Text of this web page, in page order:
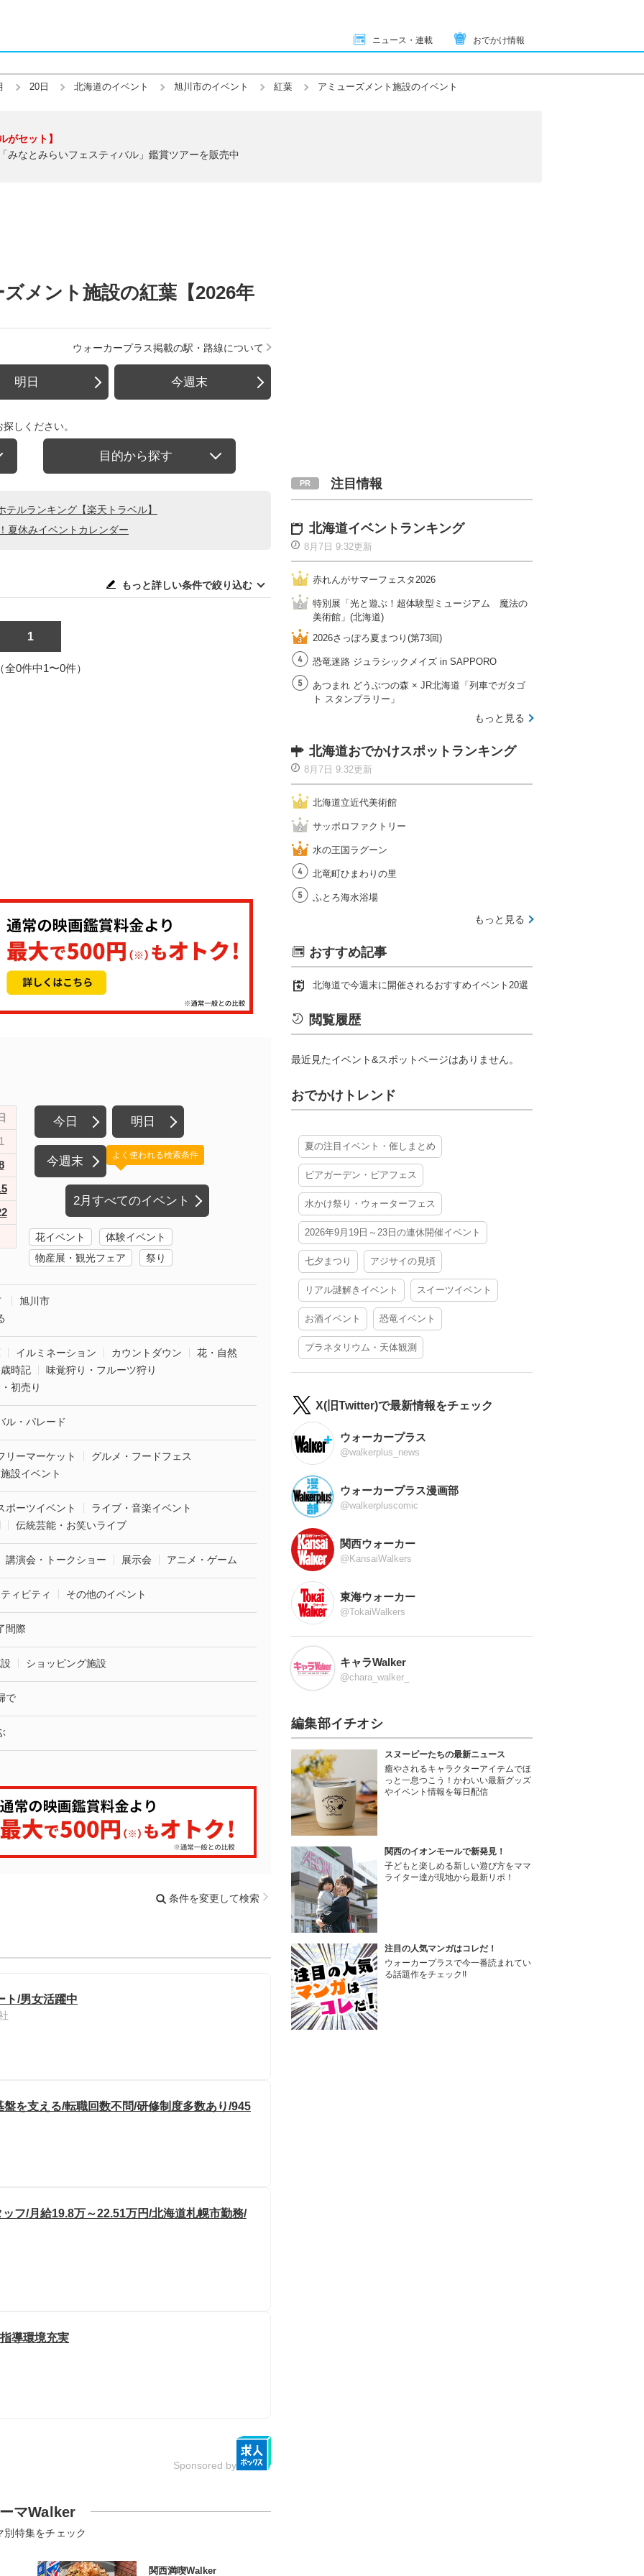
ニュース・連載 おでかけ情報
20日 北海道のイベント 旭川市のイベント 紅葉 アミューズメント施設のイベント
がセット】
みなとみらいフェスティバル」鑑賞ツアーを販売中
メント施設の紅葉【2026年
ウォーカープラス掲載の駅・路線について
明日 今週末
しください。
目的から探す
ルランキング【楽天トラベル】
夏休みイベントカレンダー
もっと詳しい条件で絞り込む
1
全0件中1〜0件）
今日 明日
今週末
2月すべてのイベント
よく使われる検索条件
花イベント
体験イベント
物産展・観光フェア
祭り
旭川市
イルミネーション カウントダウン
花・自然
時記
味覚狩り・フルーツ狩り
初売り
ル・パレード
リーマーケット
グルメ・フードフェス
設イベント
ポーツイベント
ライブ・音楽イベント
伝統芸能・お笑いライブ
講演会・トークショー 展示会 アニメ・ゲーム
ィビティ その他のイベント
間際
ショッピング施設
で
条件を変更して検索
ト/男女活躍中
を支える/転職回数不問/研修制度多数あり/945
フ/月給19.8万～22.51万円/北海道札幌市勤務/
導環境充実
Sponsored by
マWalker
別特集をチェック
関西満喫Walker
注目情報
北海道イベントランキング
8月7日 9:32更新
赤れんがサマーフェスタ2026
特別展「光と遊ぶ！超体験型ミュージアム 魔法の
美術館」(北海道)
2026さっぽろ夏まつり(第73回)
恐竜迷路 ジュラシックメイズ in SAPPORO
あつまれ どうぶつの森 × JR北海道「列車でガタゴ
ト スタンプラリー」
もっと見る
北海道おでかけスポットランキング
8月7日 9:32更新
北海道立近代美術館
サッポロファクトリー
水の王国ラグーン
北竜町ひまわりの里
ふとろ海水浴場
もっと見る
おすすめ記事
北海道で今週末に開催されるおすすめイベント20選
閲覧履歴
最近見たイベント&スポットページはありません。
おでかけトレンド
夏の注目イベント・催しまとめ
ビアガーデン・ビアフェス
水かけ祭り・ウォーターフェス
2026年9月19日～23日の連休開催イベント
七夕まつり アジサイの見頃
リアル謎解きイベント スイーツイベント
お酒イベント 恐竜イベント
プラネタリウム・天体観測
X(旧Twitter)で最新情報をチェック
ウォーカープラス
@walkerplus_news
ウォーカープラス漫画部
@walkerpluscomic
関西ウォーカー
@KansaiWalkers
東海ウォーカー
@TokaiWalkers
キャラWalker
@chara_walker_
編集部イチオシ
スヌーピーたちの最新ニュース
癒やされるキャラクターアイテムでほ
っと一息つこう！かわいい最新グッズ
やイベント情報を毎日配信
関西のイオンモールで新発見！
子どもと楽しめる新しい遊び方をママ
ライター達が現地から最新リポ！
注目の人気マンガはコレだ！
ウォーカープラスで今一番読まれてい
る話題作をチェック!!